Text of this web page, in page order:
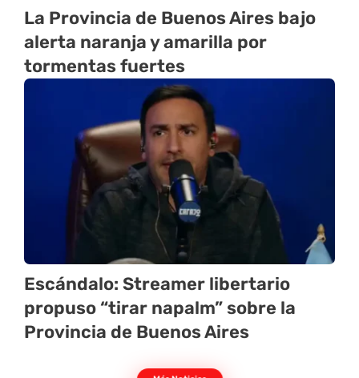
La Provincia de Buenos Aires bajo
alerta naranja y amarilla por
tormentas fuertes
Escándalo: Streamer libertario
propuso “tirar napalm” sobre la
Provincia de Buenos Aires